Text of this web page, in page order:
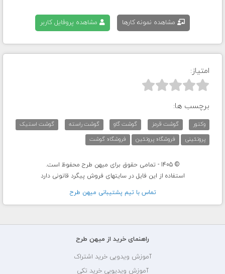
مشاهده نمونه کارها مشاهده پروفایل کاربر
امتیاز:



برچسب ها:
وکتور گوشت قرمز گوشت گاو گوشت راسته
گوشت استیک
پروتئینی
فروشگاه پروتئین فروشگاه گوشت
© 1405 - تمامی حقوق برای میهن طرح محفوظ است.
استفاده از این فایل در سایتهای فروش پیگرد قانونی دارد
تماس با تيم پشتيبانی ميهن طرح
راهنمای خرید از میهن طرح
آموزش ویدویی خرید اشتراک
آموزش ویدیویی خرید تکی